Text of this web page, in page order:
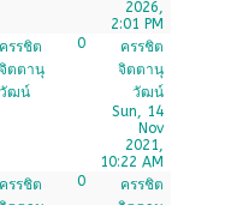
2026,
2:01 PM
ครรชิต
จิตตานุ
วัฒน์
0
ครรชิต
จิตตานุ
วัฒน์
Sun, 14
Nov
2021,
10:22 AM
ครรชิต
0
ครรชิต